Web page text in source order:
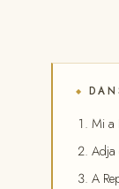
◆
Mi a
Adja
A